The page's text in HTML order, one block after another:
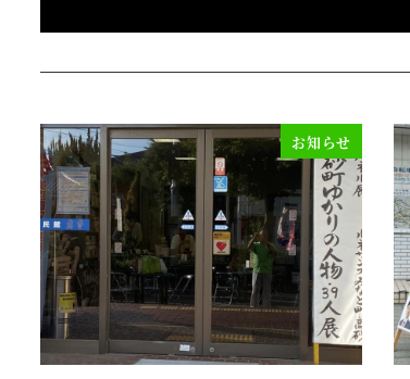
お知らせ